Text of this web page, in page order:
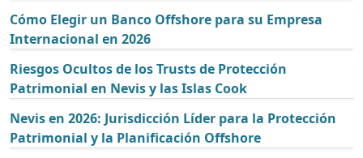
Cómo Elegir un Banco Offshore para su Empresa
Internacional en 2026
Riesgos Ocultos de los Trusts de Protección
Patrimonial en Nevis y las Islas Cook
Nevis en 2026: Jurisdicción Líder para la Protección
Patrimonial y la Planificación Offshore